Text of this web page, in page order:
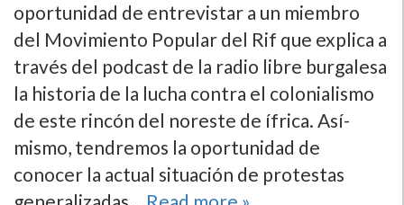
oportunidad de entrevistar a un miembro
del Movimiento Popular del Rif que explica a
través del podcast de la radio libre burgalesa
la historia de la lucha contra el colonialismo
de este rincón del noreste de ífrica. Así­
mismo, tendremos la oportunidad de
conocer la actual situación de protestas